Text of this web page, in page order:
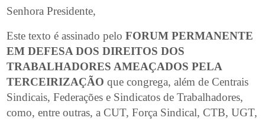
Senhora Presidente,
Este texto é assinado peloFORUM PERMANENTE
EM DEFESA DOS DIREITOS DOS
TRABALHADORES AMEAÇADOS PELA
TERCEIRIZAÇÃO que congrega, além de Centrais
Sindicais, Federações e Sindicatos de Trabalhadores,
como, entre outras, a CUT, Força Sindical, CTB, UGT,